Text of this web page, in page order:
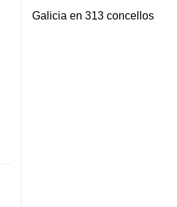
Galicia en 313 concellos